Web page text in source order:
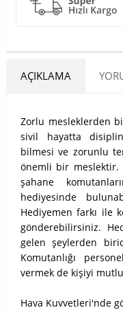
AÇIKLAMA
Zorlu mesleklerden
sivil hayatta
bilmesi ve zorunlu
önemli bir
şahane
hediyesinde
Hediyemen farkı ile
gönderebilirsiniz.
gelen şeylerden
Komutanlığı
vermek de kişiyi
Hava Kuvvetleri'nde